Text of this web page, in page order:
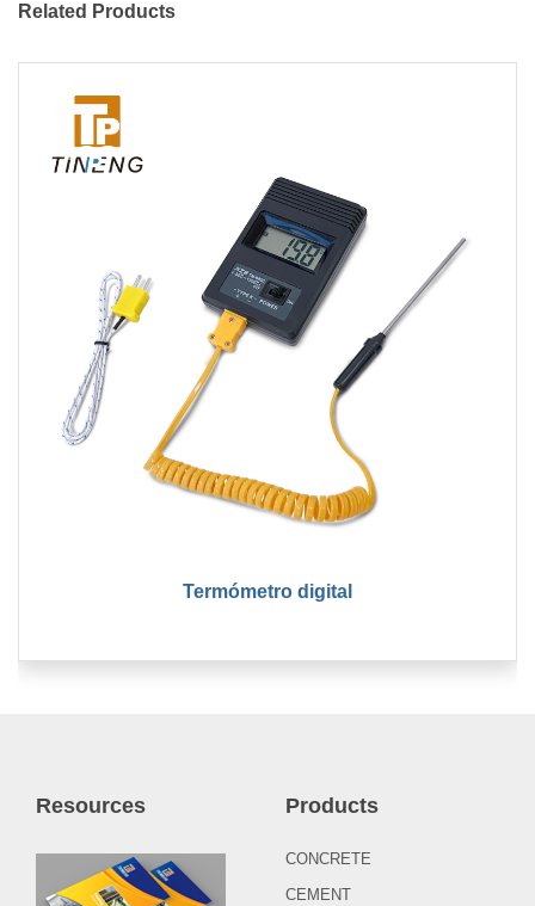
Related Products
Termómetro digital
Resources Products
CONCRETE
CEMENT